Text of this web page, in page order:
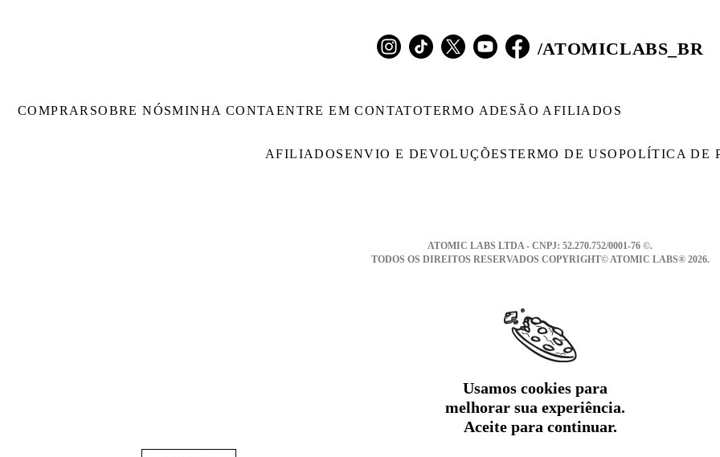
/ATOMICLABS_BR
COMPRAR SOBRE NÓSMINHA CONTA ENTRE EM CONTATOTERMO ADESÃO AFILIADOS
AFILIADOSENVIO E DEVOLUÇÕESTERMO DE USOPOLÍTICA DE
ATOMIC LABS LTDA - CNPJ: 52.270.752/0001-76 ©.
TODOS OS DIREITOS RESERVADOS COPYRIGHT© ATOMIC LABS® 2026.
Usamos cookies para
melhorar sua experiência.
Aceite para continuar.